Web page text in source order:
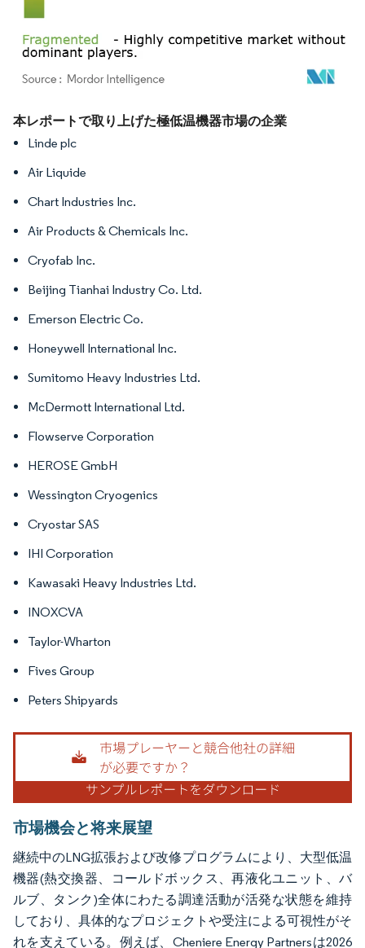
画像 © Mordor Intelligence。再利用にはCC BY 4.0の表示が必要です。
本レポートで取り上げた極低温機器市場の企業
Linde plc
Air Liquide
Chart Industries Inc.
Air Products & Chemicals Inc.
Cryofab Inc.
Beijing Tianhai Industry Co. Ltd.
Emerson Electric Co.
Honeywell International Inc.
Sumitomo Heavy Industries Ltd.
McDermott International Ltd.
Flowserve Corporation
HEROSE GmbH
Wessington Cryogenics
Cryostar SAS
IHI Corporation
Kawasaki Heavy Industries Ltd.
INOXCVA
Taylor-Wharton
Fives Group
Peters Shipyards
市場機会と将来展望
継続中のLNG拡張および改修プログラムにより、大型低温
機器(熱交換器、コールドボックス、再液化ユニット、バ
ルブ、タンク)全体にわたる調達活動が活発な状態を維持
しており、具体的なプロジェクトや受注による可視性がそ
れを支えている。例えば、Cheniere Energy Partnersは2026